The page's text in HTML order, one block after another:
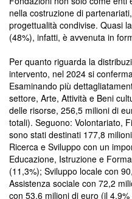
nella costruzione di
progettualità condivise. Quasi
(48%), infatti, è avvenuta in
Per quanto riguarda la
intervento, nel 2024 si
Esaminando più
settore, Arte, Attività e Beni
delle risorse, 256,5 milioni di
totali). Seguono: Volontariato,
sono stati destinati 177,8
Ricerca e Sviluppo con un
Educazione, Istruzione e
(11,3%); Sviluppo locale con
Assistenza sociale con 72,2
con 53,6 milioni di euro (il